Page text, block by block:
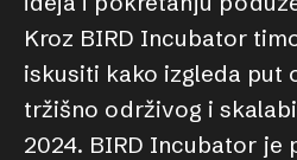
Kroz BIRD Incubator
iskusiti kako izgleda put
tržišno održivog i
2024. BIRD Incubator je